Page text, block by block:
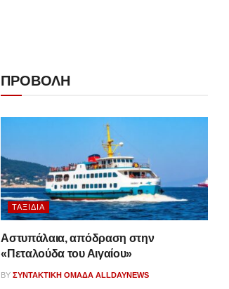
ΠΡΟΒΟΛΗ
ΤΑΞΊΔΙΑ
Αστυπάλαια, απόδραση στην
«Πεταλούδα του Αιγαίου»
BY ΣΥΝΤΑΚΤΙΚΉ ΟΜΆΔΑ ALLDAYNEWS